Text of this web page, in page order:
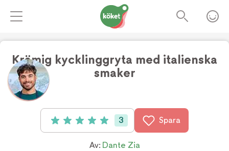
Krämig kycklinggryta med italienska
smaker
Betyg: 5 av 5 (3 röster)
3 Spara
Av: Dante Zia